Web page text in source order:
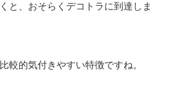
と、おそらくデコトラに到達しま
較的気付きやすい特徴ですね。